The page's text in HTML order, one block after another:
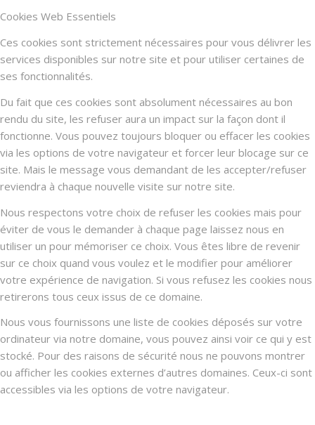
Cookies Web Essentiels
Ces cookies sont strictement nécessaires pour vous délivrer les
services disponibles sur notre site et pour utiliser certaines de
ses fonctionnalités.
Du fait que ces cookies sont absolument nécessaires au bon
rendu du site, les refuser aura un impact sur la façon dont il
fonctionne. Vous pouvez toujours bloquer ou effacer les cookies
via les options de votre navigateur et forcer leur blocage sur ce
site. Mais le message vous demandant de les accepter/refuser
reviendra à chaque nouvelle visite sur notre site.
Nous respectons votre choix de refuser les cookies mais pour
éviter de vous le demander à chaque page laissez nous en
utiliser un pour mémoriser ce choix. Vous êtes libre de revenir
sur ce choix quand vous voulez et le modifier pour améliorer
votre expérience de navigation. Si vous refusez les cookies nous
retirerons tous ceux issus de ce domaine.
Nous vous fournissons une liste de cookies déposés sur votre
ordinateur via notre domaine, vous pouvez ainsi voir ce qui y est
stocké. Pour des raisons de sécurité nous ne pouvons montrer
ou afficher les cookies externes d’autres domaines. Ceux-ci sont
accessibles via les options de votre navigateur.